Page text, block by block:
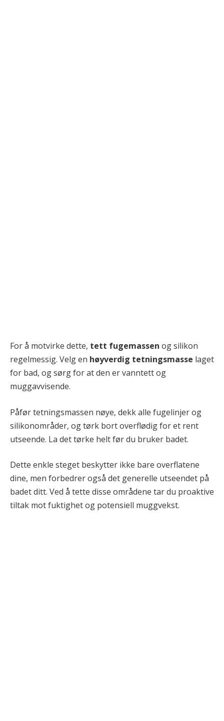
For å motvirke dette, tett fugemassen og silikon
regelmessig. Velg en høyverdig tetningsmasse laget
for bad, og sørg for at den er vanntett og
muggavvisende.
Påfør tetningsmassen nøye, dekk alle fugelinjer og
silikonområder, og tørk bort overflødig for et rent
utseende. La det tørke helt før du bruker badet.
Dette enkle steget beskytter ikke bare overflatene
dine, men forbedrer også det generelle utseendet på
badet ditt. Ved å tette disse områdene tar du proaktive
tiltak mot fuktighet og potensiell muggvekst.